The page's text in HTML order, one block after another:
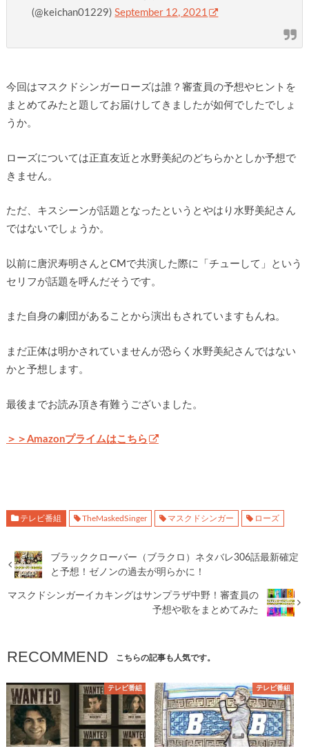
(@keichan01229)September 12, 2021
今回はマスクドシンガーローズは誰？審査員の予想やヒントを
まとめてみたと題してお届けしてきましたが如何でしたでしょ
うか。
ローズについては正直友近と水野美紀のどちらかとしか予想で
きません。
ただ、キスシーンが話題となったというとやはり水野美紀さん
ではないでしょうか。
以前に唐沢寿明さんとCMで共演した際に「チューして」という
セリフが話題を呼んだそうです。
また自身の劇団があることから演出もされていますもんね。
まだ正体は明かされていませんが恐らく水野美紀さんではない
かと予想します。
最後までお読み頂き有難うございました。
＞＞Amazonプライムはこちら
テレビ番組 TheMaskedSinger マスクドシンガー ローズ
ブラッククローバー（ブラクロ）ネタバレ306話最新確定
と予想！ゼノンの過去が明らかに！
マスクドシンガーイカキングはサンプラザ中野！審査員の
予想や歌をまとめてみた
RECOMMEND こちらの記事も人気です。
テレビ番組 テレビ番組